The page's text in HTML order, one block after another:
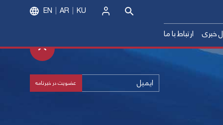
سراسر کشور(1399)
درخشان سراسر کشور(1399)
عالی(1400)
عالی(1402)
خبری ارتباط با ما
EN AR KU